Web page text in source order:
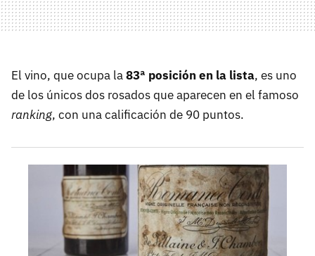
El vino, que ocupa la83ª posición en la lista, es uno
de los únicos dos rosados que aparecen en el famoso
ranking, con una calificación de 90 puntos.